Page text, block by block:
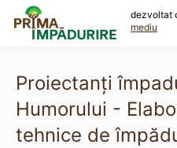
content
dezvoltat
mediu
Proiectanți
Humorului -
tehnice de